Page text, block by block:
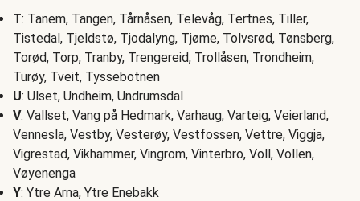
T: Tanem, Tangen, Tårnåsen, Televåg, Tertnes, Tiller,
Tistedal, Tjeldstø, Tjodalyng, Tjøme, Tolvsrød, Tønsberg,
Torød, Torp, Tranby, Trengereid, Trollåsen, Trondheim,
Turøy, Tveit, Tyssebotnen
U: Ulset, Undheim, Undrumsdal
V: Vallset, Vang på Hedmark, Varhaug, Varteig, Veierland,
Vennesla, Vestby, Vesterøy, Vestfossen, Vettre, Viggja,
Vigrestad, Vikhammer, Vingrom, Vinterbro, Voll, Vollen,
Vøyenenga
Y: Ytre Arna, Ytre Enebakk